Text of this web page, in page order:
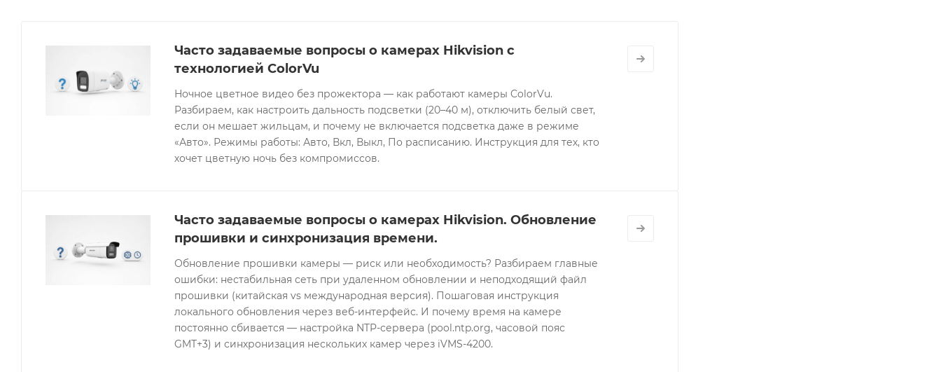
Часто задаваемые вопросы о камерах Hikvision с
технологией ColorVu
Ночное цветное видео без прожектора — как работают камеры ColorVu.
Разбираем, как настроить дальность подсветки (20–40 м), отключить белый свет,
если он мешает жильцам, и почему не включается подсветка даже в режиме
«Авто». Режимы работы: Авто, Вкл, Выкл, По расписанию. Инструкция для тех, кто
хочет цветную ночь без компромиссов.
Часто задаваемые вопросы о камерах Hikvision. Обновление
прошивки и синхронизация времени.
Обновление прошивки камеры — риск или необходимость? Разбираем главные
ошибки: нестабильная сеть при удаленном обновлении и неподходящий файл
прошивки (китайская vs международная версия). Пошаговая инструкция
локального обновления через веб-интерфейс. И почему время на камере
постоянно сбивается — настройка NTP-сервера (pool.ntp.org, часовой пояс
GMT+3) и синхронизация нескольких камер через iVMS-4200.